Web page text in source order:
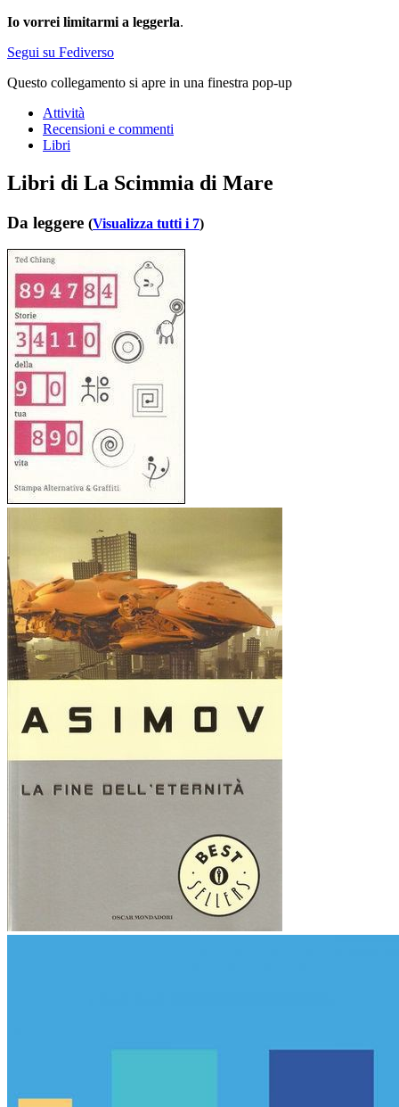
Io vorrei limitarmi a leggerla.
Segui su Fediverso
Questo collegamento si apre in una finestra pop-up
Attività
Recensioni e commenti
Libri
Libri di La Scimmia di Mare
Da leggere (Visualizza tutti i 7)